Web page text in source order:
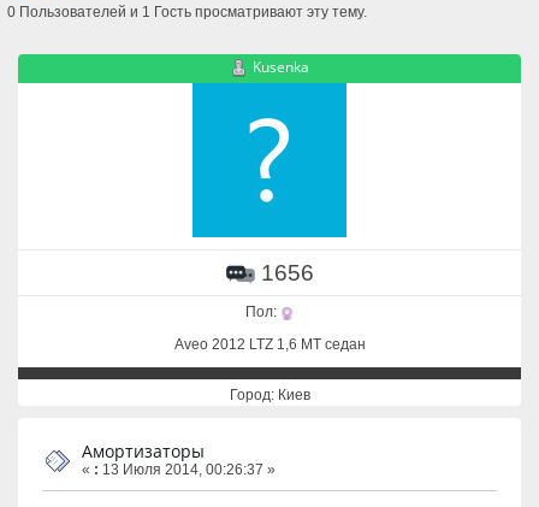
0 Пользователей и 1 Гость просматривают эту тему.
Kusenka
1656
Пол:
Aveo 2012 LTZ 1,6 MT седан
Город: Киев
Амортизаторы
« : 13 Июля 2014, 00:26:37 »